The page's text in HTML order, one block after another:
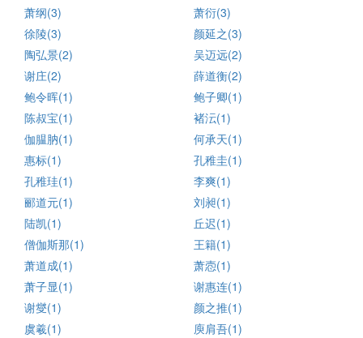
萧纲(3)
萧衍(3)
徐陵(3)
颜延之(3)
陶弘景(2)
吴迈远(2)
谢庄(2)
薛道衡(2)
鲍令晖(1)
鲍子卿(1)
陈叔宝(1)
褚沄(1)
伽腽肭(1)
何承天(1)
惠标(1)
孔稚圭(1)
孔稚珪(1)
李爽(1)
郦道元(1)
刘昶(1)
陆凯(1)
丘迟(1)
僧伽斯那(1)
王籍(1)
萧道成(1)
萧悫(1)
萧子显(1)
谢惠连(1)
谢燮(1)
颜之推(1)
虞羲(1)
庾肩吾(1)